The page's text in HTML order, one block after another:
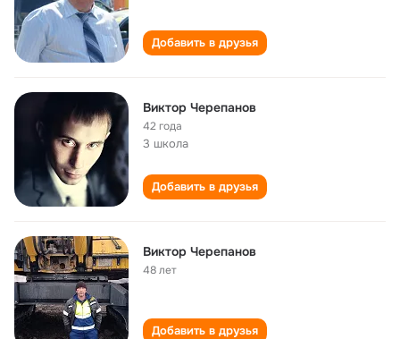
Добавить в друзья
Виктор Черепанов
42 года
3 школа
Добавить в друзья
Виктор Черепанов
48 лет
Добавить в друзья